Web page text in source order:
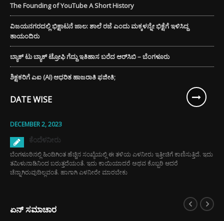
The Founding of YouTube A Short History
ವಿಜಯನಗರದಲ್ಲಿ ಭಿಕ್ಷಾಟನೆ ಜಾಲ: ಶಾಲೆ ರಜೆ ಎಂದು ಮಕ್ಕಳನ್ನೇ ಭಿಕ್ಷೆಗೆ ಇಳಿಸಿದ್ದ
ತಾಯಂದಿರು
ಬ್ಯಾಕ್ ಟು ಬ್ಯಾಕ್ ಟ್ರೋಫಿ ಗೆದ್ದು ಇತಿಹಾಸ ಬರೆದ ಆರ್‌ಸಿಬಿ – ಬೆಂಗಳೂರು
ಶಿಕ್ಷಕರಿಗೆ ಎಐ (AI) ಆಧರಿತ ಹಾಜರಾತಿ ಫಜೀತಿ;
DATE WISE
DECEMBER 2, 2023
ಕೆಂದೆಳನೀರು
ಬೆಂಗಳೂರಿನಲ್ಲಿ ಹಿಂದಿಗಿಂತ ಹೆಚ್ಚಿನ ಸಂಖ್ಯೆಯಲ್ಲಿ ಈ ತಳಿಯ ಎಳನೀರು ಇತ್ತೀಚಿಗೆ ಕಾಣಿಸುತ್ತಿದೆ. ಇದು
ತಮಿಳುನಾಡಿನಿಂದ ಬರುತ್ತದೆಯಂತೆ. ಇದು ಕಾಯಿಯಾದರೆ ಅಥವ ಕೊಬ್ಬರಿ ಆದರೆ
ಚೆನ್ನಾಗಿರುವುದಿಲ್ಲವಂತೆ. ಹಾಗಾಗಿ ಎಳನೀರೇ ಮಾರಬೇಕು
ಏನ್ ಸಮಾಚಾರ